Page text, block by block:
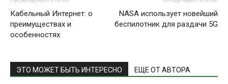
Кабельный Интернет: о
преимуществах и
особенностях
NASA использует новейший
беспилотник для раздачи 5G
ЭТО МОЖЕТ БЫТЬ ИНТЕРЕСНО ЕЩЕ ОТ АВТОРА